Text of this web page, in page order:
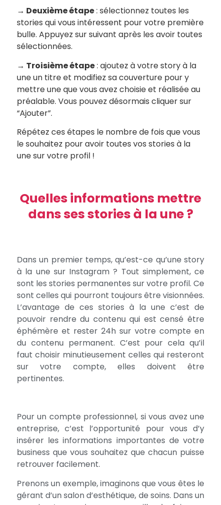
→ Deuxième étape: sélectionnez toutes les
stories qui vous intéressent pour votre première
bulle. Appuyez sur suivant après les avoir toutes
sélectionnées.
→ Troisième étape: ajoutez à votre story à la
une un titre et modifiez sa couverture pour y
mettre une que vous avez choisie et réalisée au
préalable. Vous pouvez désormais cliquer sur
“Ajouter”.
Répétez ces étapes le nombre de fois que vous
le souhaitez pour avoir toutes vos stories à la
une sur votre profil !
Quelles informations mettre
dans ses stories à la une ?
Dans un premier temps, qu’est-ce qu’une story
à la une sur Instagram ? Tout simplement, ce
sont les stories permanentes sur votre profil. Ce
sont celles qui pourront toujours être visionnées.
L’avantage de ces stories à la une c’est de
pouvoir rendre du contenu qui est censé être
éphémère et rester 24h sur votre compte en
du contenu permanent. C’est pour cela qu’il
faut choisir minutieusement celles qui resteront
sur votre compte, elles doivent être
pertinentes.
Pour un compte professionnel, si vous avez une
entreprise, c’est l’opportunité pour vous d’y
insérer les informations importantes de votre
business que vous souhaitez que chacun puisse
retrouver facilement.
Prenons un exemple, imaginons que vous êtes le
gérant d’un salon d’esthétique, de soins. Dans un